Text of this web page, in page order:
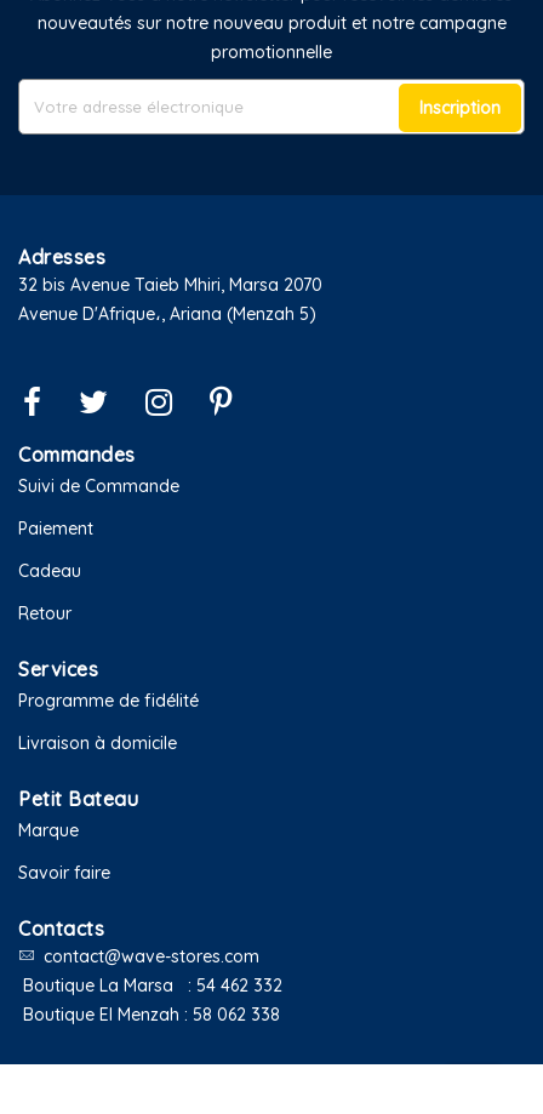
nouveautés sur notre nouveau produit et notre campagne
promotionnelle
Inscription
Adresses
32 bis Avenue Taieb Mhiri, Marsa 2070
Avenue D'Afrique،, Ariana (Menzah 5)
Commandes
Suivi de Commande
Paiement
Cadeau
Retour
Services
Programme de fidélité
Livraison à domicile
Petit Bateau
Marque
Savoir faire
Contacts
contact@wave-stores.com
Boutique La Marsa : 54 462 332
Boutique El Menzah : 58 062 338